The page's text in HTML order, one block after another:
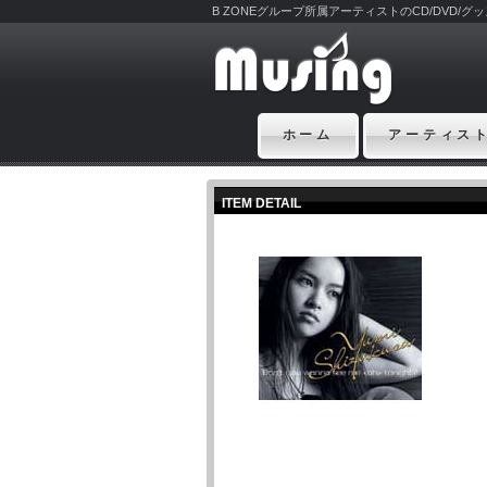
B ZONEグループ所属アーティストのCD/DVD/グ
ホーム アーティス
ITEM DETAIL